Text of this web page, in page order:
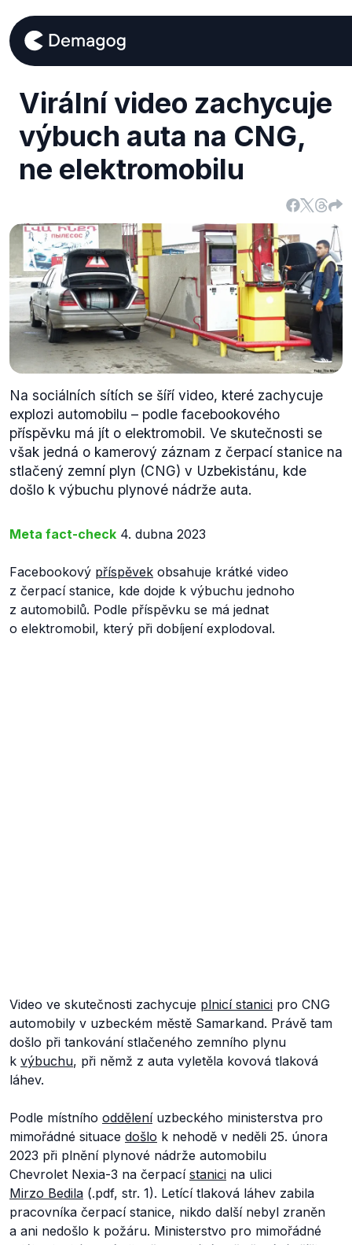
Virální video zachycuje
výbuch auta na CNG,
ne elektromobilu
Na sociálních sítích se šíří video, které zachycuje
explozi automobilu – podle facebookového
příspěvku má jít o elektromobil. Ve skutečnosti se
však jedná o kamerový záznam z čerpací stanice na
stlačený zemní plyn (CNG) v Uzbekistánu, kde
došlo k výbuchu plynové nádrže auta.
Meta fact-check 4. dubna 2023
Facebookový příspěvek obsahuje krátké video
z čerpací stanice, kde dojde k výbuchu jednoho
z automobilů. Podle příspěvku se má jednat
o elektromobil, který při dobíjení explodoval.
Video ve skutečnosti zachycuje plnicí stanici pro CNG
automobily v uzbeckém městě Samarkand. Právě tam
došlo při tankování stlačeného zemního plynu
k výbuchu, při němž z auta vyletěla kovová tlaková
láhev.
Podle místního odděleníuzbeckého ministerstva pro
mimořádné situace došlo k nehodě v neděli 25. února
2023 při plnění plynové nádrže automobilu
Chevrolet Nexia-3 na čerpací stanici na ulici
Mirzo Bedila (.pdf, str. 1). Letící tlaková láhev zabila
pracovníka čerpací stanice, nikdo další nebyl zraněn
a ani nedošlo k požáru. Ministerstvo pro mimořádné